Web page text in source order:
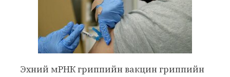
Эхний мРНК гриппийн вакцин гриппийн